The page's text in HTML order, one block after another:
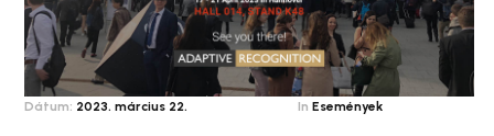
Dátum: 2023. március 22. In Események